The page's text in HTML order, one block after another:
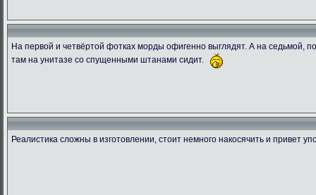
266.47 Kb.
Скачано: 76
204.42 Kb.
Скачано: 78
134.03
На первой и четвёртой фотках морды офигенно выглядят. А на седьмой,
там на унитазе со спущенными штанами сидит.
Реалистика сложны в изготовлении, стоит немного накосячить и привет